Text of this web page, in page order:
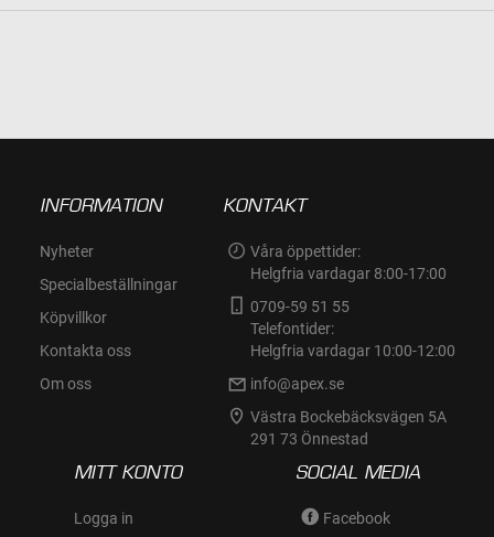
INFORMATION
Nyheter
Specialbeställningar
Köpvillkor
Kontakta oss
Om oss
KONTAKT
Våra öppettider:
Helgfria vardagar 8:00-17:00
0709-59 51 55
Telefontider:
Helgfria vardagar 10:00-12:00
info@apex.se
Västra Bockebäcksvägen 5A
291 73 Önnestad
MITT KONTO
Logga in
SOCIAL MEDIA
Facebook